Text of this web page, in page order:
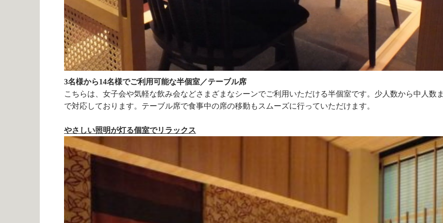
3名様から14名様でご利用可能な半個室／テーブル席
こちらは、女子会や気軽な飲み会などさまざまなシーンでご利用いただける半個室です。少人数から中人数ま
で対応しております。テーブル席で食事中の席の移動もスムーズに行っていただけます。
やさしい照明が灯る個室でリラックス